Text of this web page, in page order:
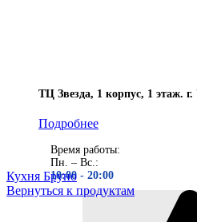
ТЦ Звезда, 1 корпус, 1 этаж.
Подробнее
Время работы:
Пн. – Вс.:
10:00 - 20:00
Кухня Бруно
Вернуться к продуктам